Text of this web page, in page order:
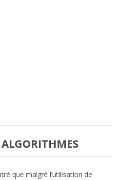
ALGORITHMES
que malgré l’utilisation de